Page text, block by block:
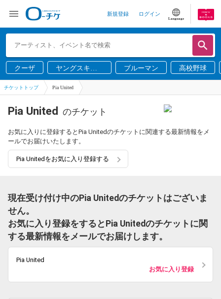
新規登録 ログイン
Language
クーザ
ヤングスキニ
ー
ブルーマン 高校野球
チケットトップ Pia United
Pia United のチケット
お気に入りに登録するとPia Unitedのチケットに関連する最新情報をメ
ールでお届けいたします。
Pia Unitedをお気に入り登録する
現在受け付け中のPia Unitedのチケットはございま
せん。
お気に入り登録をするとPia Unitedのチケットに関
する最新情報をメールでお届けします。
Pia United
お気に入り登録